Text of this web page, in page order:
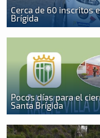
Cerca de 60 inscritos
Brígida
Pocos días para el
Santa Brígida